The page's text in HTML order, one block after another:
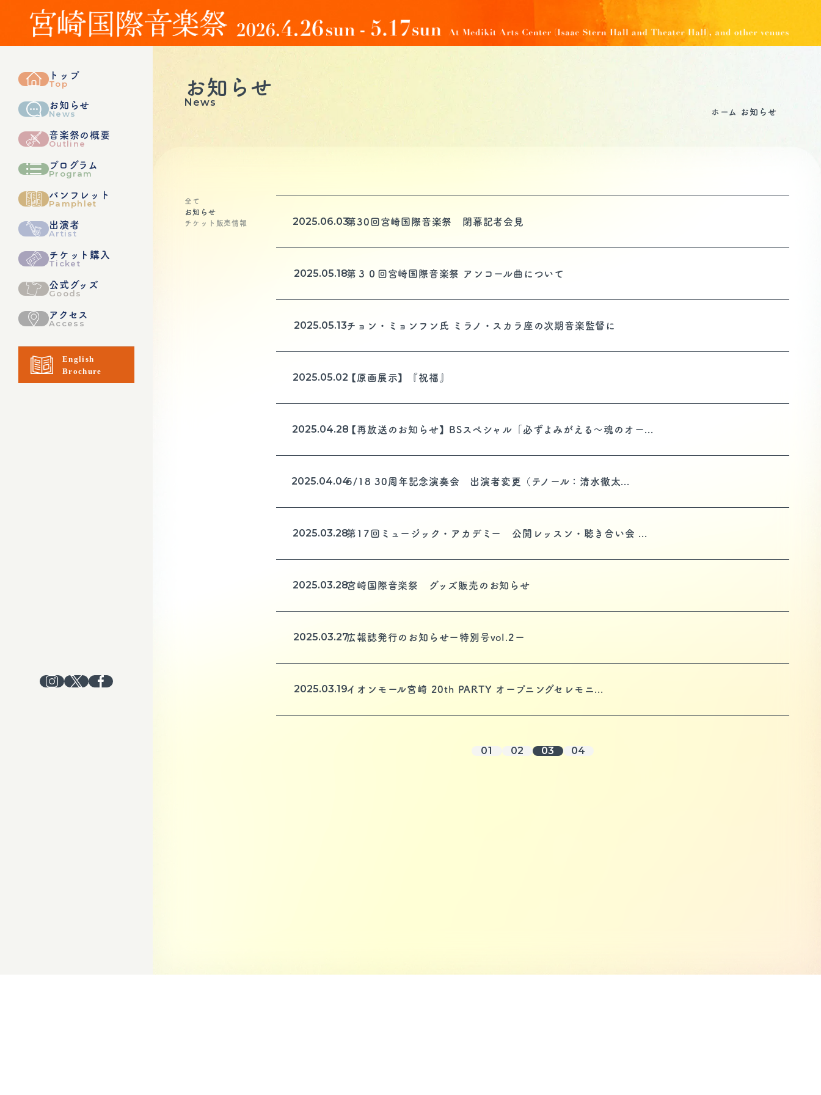
トップ
Top
お知らせ
News
音楽祭の概要
Outline
プログラム
Program
パンフレット
Pamphlet
出演者
Artist
チケット購入
Ticket
公式グッズ
Goods
アクセス
Access
お知らせ
News
ホーム お知らせ
全て
お知らせ
チケット販売情報
2025.06.03第30回宮崎国際音楽祭 閉幕記者会見
2025.05.18第３０回宮崎国際音楽祭 アンコール曲について
2025.05.13チョン・ミョンフン氏 ミラノ・スカラ座の次期音楽監督に
2025.05.02【原画展示】『祝福』
2025.04.28【再放送のお知らせ】BSスペシャル「必ずよみがえる～魂のオー...
2025.04.045/18 30周年記念演奏会 出演者変更（テノール：清水徹太...
2025.03.28第17回ミュージック・アカデミー 公開レッスン・聴き合い会 ...
2025.03.28宮崎国際音楽祭 グッズ販売のお知らせ
2025.03.27広報誌発行のお知らせー特別号vol.2ー
2025.03.19イオンモール宮崎 20th PARTY オープニングセレモニ...
01 02 03 04